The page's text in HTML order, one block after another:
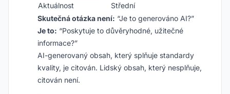
Aktuálnost
Střední
Skutečná otázka není: “Je to generováno AI?”
Je to: “Poskytuje to důvěryhodné, užitečné
informace?”
AI-generovaný obsah, který splňuje standardy
kvality, je citován. Lidský obsah, který nesplňuje,
citován není.